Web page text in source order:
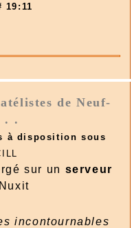
19:11
de Neuf-
. .
à disposition sous
sur un serveur
Nuxit
incontournables